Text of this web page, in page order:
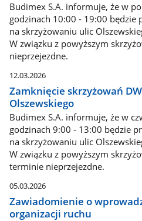
Budimex S.A. informuje, że w
godzinach 10:00 - 19:00 będzie
na skrzyżowaniu ulic
W związku z powyższym
nieprzejezdne.
12.03.2026
Zamknięcie skrzyżowań
Olszewskiego
Budimex S.A. informuje, że w
godzinach 9:00 - 13:00 będzie
na skrzyżowaniu ulic
W związku z powyższym
terminie nieprzejezdne.
05.03.2026
Zawiadomienie o
organizacji ruchu